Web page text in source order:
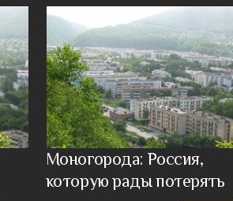
Моногорода: Россия,
которую рады потерять